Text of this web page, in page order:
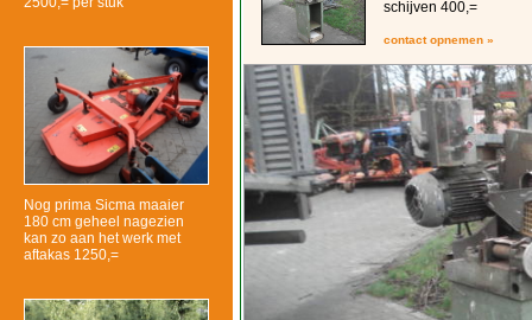
Nog prima Sicma maaier
180 cm geheel nagezien
kan zo aan het werk met
aftakas 1250,=
schijven 400,=
contact opnemen »